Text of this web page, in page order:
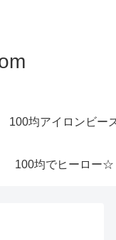
100均アイロンビー
100均でヒーロー☆